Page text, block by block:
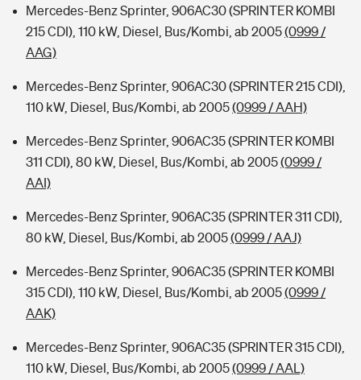
Mercedes-Benz Sprinter, 906AC30 (SPRINTER KOMBI
215 CDI), 110 kW, Diesel, Bus/Kombi, ab 2005(0999 /
AAG)
Mercedes-Benz Sprinter, 906AC30 (SPRINTER 215 CDI),
110 kW, Diesel, Bus/Kombi, ab 2005(0999 / AAH)
Mercedes-Benz Sprinter, 906AC35 (SPRINTER KOMBI
311 CDI), 80 kW, Diesel, Bus/Kombi, ab 2005(0999 /
AAI)
Mercedes-Benz Sprinter, 906AC35 (SPRINTER 311 CDI),
80 kW, Diesel, Bus/Kombi, ab 2005(0999 / AAJ)
Mercedes-Benz Sprinter, 906AC35 (SPRINTER KOMBI
315 CDI), 110 kW, Diesel, Bus/Kombi, ab 2005(0999 /
AAK)
Mercedes-Benz Sprinter, 906AC35 (SPRINTER 315 CDI),
110 kW, Diesel, Bus/Kombi, ab 2005(0999 / AAL)